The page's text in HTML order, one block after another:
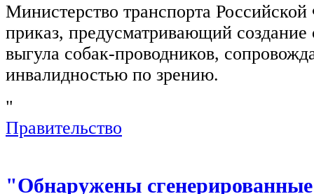
Министерство транспорта
приказ, предусматривающий создание
выгула собак-проводников,
инвалидностью по зрению.
"
Правительство
"Обнаружены